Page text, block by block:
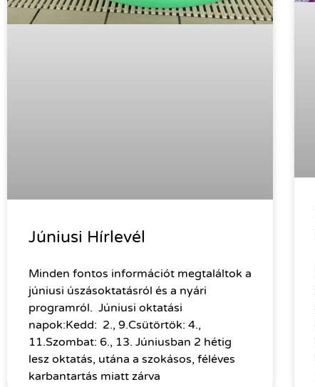
Júniusi Hírlevél
Minden fontos információt megtaláltok a
júniusi úszásoktatásról és a nyári
programról. Júniusi oktatási
napok:Kedd: 2., 9.Csütörtök: 4.,
11.Szombat: 6., 13. Júniusban 2 hétig
lesz oktatás, utána a szokásos, féléves
karbantartás miatt zárva